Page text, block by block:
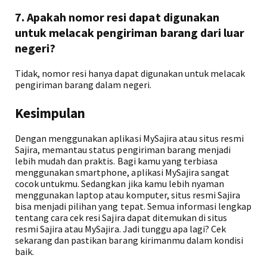
7. Apakah nomor resi dapat digunakan
untuk melacak pengiriman barang dari luar
negeri?
Tidak, nomor resi hanya dapat digunakan untuk melacak
pengiriman barang dalam negeri.
Kesimpulan
Dengan menggunakan aplikasi MySajira atau situs resmi
Sajira, memantau status pengiriman barang menjadi
lebih mudah dan praktis. Bagi kamu yang terbiasa
menggunakan smartphone, aplikasi MySajira sangat
cocok untukmu. Sedangkan jika kamu lebih nyaman
menggunakan laptop atau komputer, situs resmi Sajira
bisa menjadi pilihan yang tepat. Semua informasi lengkap
tentang cara cek resi Sajira dapat ditemukan di situs
resmi Sajira atau MySajira. Jadi tunggu apa lagi? Cek
sekarang dan pastikan barang kirimanmu dalam kondisi
baik.